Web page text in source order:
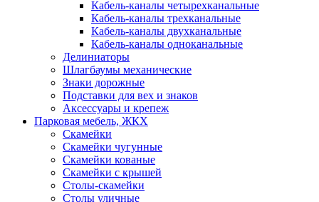
Кабель-каналы четырехканальные
Кабель-каналы трехканальные
Кабель-каналы двухканальные
Кабель-каналы одноканальные
Делиниаторы
Шлагбаумы механические
Знаки дорожные
Подставки для вех и знаков
Аксессуары и крепеж
Парковая мебель, ЖКХ
Скамейки
Скамейки чугунные
Скамейки кованые
Скамейки с крышей
Столы-скамейки
Столы уличные